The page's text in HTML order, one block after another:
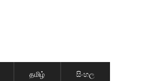
தமிழ் සිංහල